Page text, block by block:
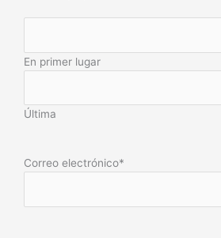
En primer lugar
Última
Correo electrónico*